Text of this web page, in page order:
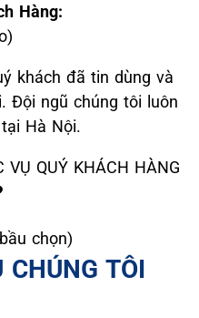
Hàng:
khách đã tin dùng và
Đội ngũ chúng tôi luôn
Hà Nội.
QUÝ KHÁCH HÀNG
chọn)
TÔI